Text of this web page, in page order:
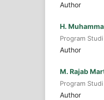
Author
H.
Program
Author
M. Rajab
Program
Author